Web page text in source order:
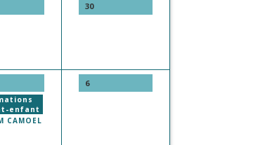
30
enfant
CAMOEL
6